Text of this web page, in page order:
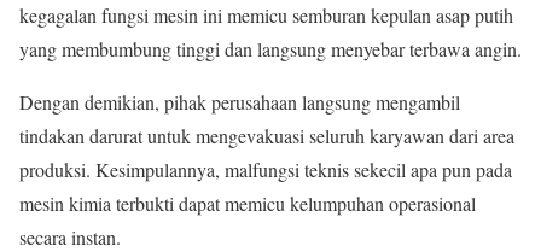
kegagalan fungsi mesin ini memicu semburan kepulan asap putih
yang membumbung tinggi dan langsung menyebar terbawa angin.
Dengan demikian, pihak perusahaan langsung mengambil
tindakan darurat untuk mengevakuasi seluruh karyawan dari area
produksi. Kesimpulannya, malfungsi teknis sekecil apa pun pada
mesin kimia terbukti dapat memicu kelumpuhan operasional
secara instan.